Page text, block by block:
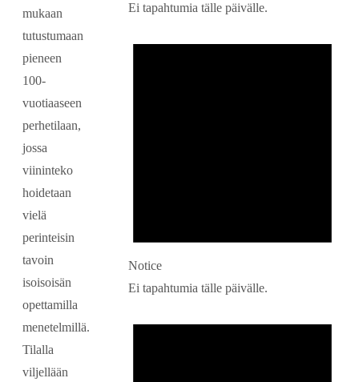
mukaan
tutustumaan
pieneen
100-
vuotiaaseen
perhetilaan,
jossa
viininteko
hoidetaan
vielä
perinteisin
tavoin
isoisoisän
opettamilla
menetelmillä.
Tilalla
viljellään
Ei tapahtumia tälle päivälle.
Notice
Ei tapahtumia tälle päivälle.